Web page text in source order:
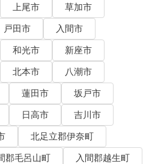
上尾市
草加市
戸田市
入間市
和光市
新座市
北本市
八潮市
蓮田市
坂戸市
日高市
吉川市
北足立郡伊奈町
郡毛呂山町
入間郡越生町